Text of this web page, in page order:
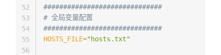
##############################
# 全局变量配置
##############################
HOSTS_FILE="hosts.txt"
52
53
54
55
56